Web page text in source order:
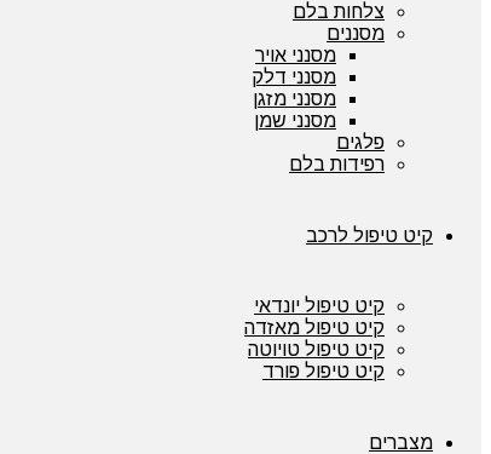
צלחות בלם
מסננים
מסנני אויר
מסנני דלק
מסנני מזגן
מסנני שמן
פלגים
רפידות בלם
קיט טיפול לרכב
קיט טיפול יונדאי
קיט טיפול מאזדה
קיט טיפול טויוטה
קיט טיפול פורד
מצברים